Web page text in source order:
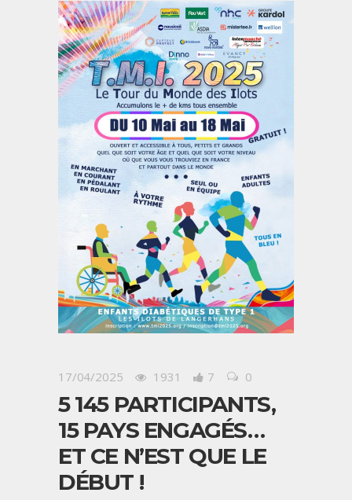
17/04/2025 1931 7 0
5 145 PARTICIPANTS,
15 PAYS ENGAGÉS…
ET CE N’EST QUE LE
DÉBUT !